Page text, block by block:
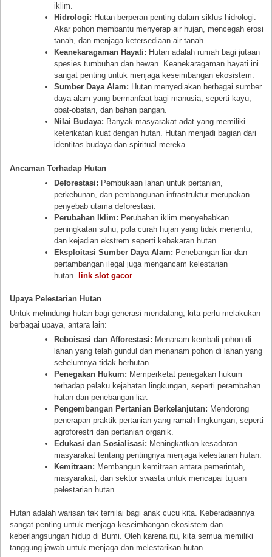
iklim.
Hidrologi: Hutan berperan penting dalam siklus hidrologi.
Akar pohon membantu menyerap air hujan, mencegah erosi
tanah, dan menjaga ketersediaan air tanah.
Keanekaragaman Hayati: Hutan adalah rumah bagi jutaan
spesies tumbuhan dan hewan. Keanekaragaman hayati ini
sangat penting untuk menjaga keseimbangan ekosistem.
Sumber Daya Alam: Hutan menyediakan berbagai sumber
daya alam yang bermanfaat bagi manusia, seperti kayu,
obat-obatan, dan bahan pangan.
Nilai Budaya: Banyak masyarakat adat yang memiliki
keterikatan kuat dengan hutan. Hutan menjadi bagian dari
identitas budaya dan spiritual mereka.
Ancaman Terhadap Hutan
Deforestasi: Pembukaan lahan untuk pertanian,
perkebunan, dan pembangunan infrastruktur merupakan
penyebab utama deforestasi.
Perubahan Iklim: Perubahan iklim menyebabkan
peningkatan suhu, pola curah hujan yang tidak menentu,
dan kejadian ekstrem seperti kebakaran hutan.
Eksploitasi Sumber Daya Alam: Penebangan liar dan
pertambangan ilegal juga mengancam kelestarian
hutan.link slot gacor
Upaya Pelestarian Hutan
Untuk melindungi hutan bagi generasi mendatang, kita perlu melakukan
berbagai upaya, antara lain:
Reboisasi dan Afforestasi: Menanam kembali pohon di
lahan yang telah gundul dan menanam pohon di lahan yang
sebelumnya tidak berhutan.
Penegakan Hukum: Memperketat penegakan hukum
terhadap pelaku kejahatan lingkungan, seperti perambahan
hutan dan penebangan liar.
Pengembangan Pertanian Berkelanjutan: Mendorong
penerapan praktik pertanian yang ramah lingkungan, seperti
agroforestri dan pertanian organik.
Edukasi dan Sosialisasi: Meningkatkan kesadaran
masyarakat tentang pentingnya menjaga kelestarian hutan.
Kemitraan: Membangun kemitraan antara pemerintah,
masyarakat, dan sektor swasta untuk mencapai tujuan
pelestarian hutan.
Hutan adalah warisan tak ternilai bagi anak cucu kita. Keberadaannya
sangat penting untuk menjaga keseimbangan ekosistem dan
keberlangsungan hidup di Bumi. Oleh karena itu, kita semua memiliki
tanggung jawab untuk menjaga dan melestarikan hutan.